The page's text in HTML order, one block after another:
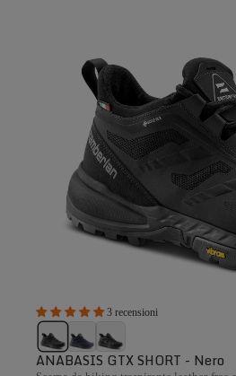
3 recensioni
ANABASIS GTX SHORT - Nero